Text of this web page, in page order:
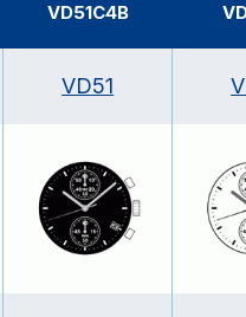
VD51C4B
VD51